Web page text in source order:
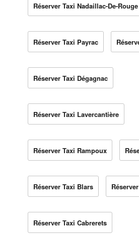
Réserver Taxi Nadaillac-De-Rouge
Réserver Taxi Payrac
Réserver Taxi Dégagnac
Réserver Taxi Lavercantière
Réserver Taxi Rampoux
Réserver Taxi Blars
Réserver Taxi Cabrerets